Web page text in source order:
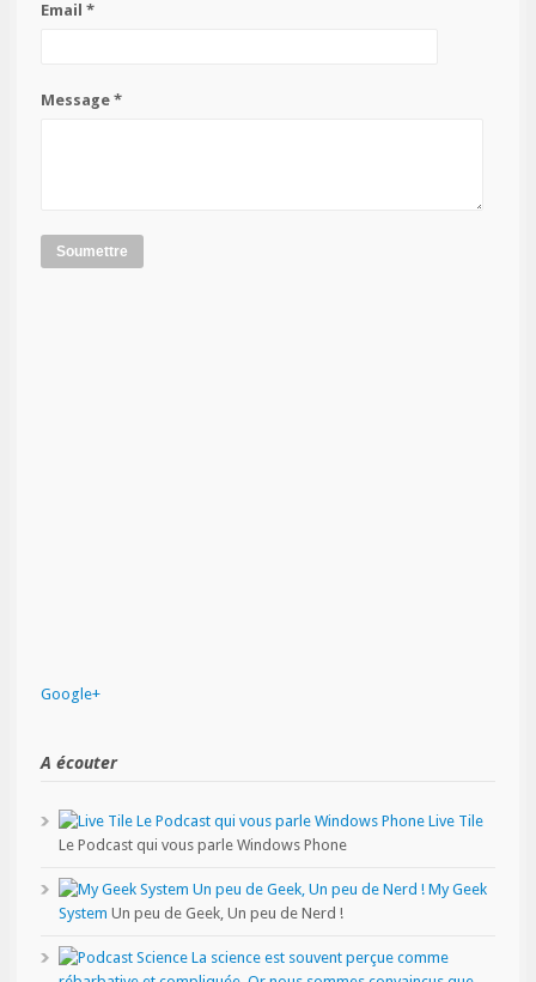
Email *
Message *
Soumettre
Google+
A écouter
Live Tile
Le Podcast qui vous parle Windows Phone
My Geek
System Un peu de Geek, Un peu de Nerd !